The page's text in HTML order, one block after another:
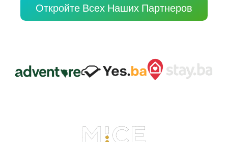
Откройте Всех Наших Партнеров